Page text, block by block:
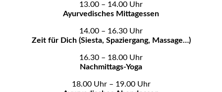
13.00 – 14.00 Uhr
Ayurvedisches Mittagessen
14.00 – 16.30 Uhr
Zeit für Dich (Siesta, Spaziergang, Massage…)
16.30 – 18.00 Uhr
Nachmittags-Yoga
18.00 Uhr – 19.00 Uhr